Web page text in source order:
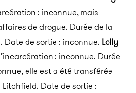
: inconnue, mais
de drogue. Durée de la
Date de sortie : inconnue. Lolly
: inconnue. Durée
elle est a été transférée
Date de sortie :